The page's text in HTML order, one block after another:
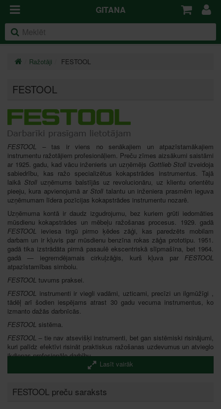
GITANA
Ražotāji FESTOOL
FESTOOL
FESTOOL – tas ir viens no senākajiem un atpazīstamākajiem
instrumentu ražotājiem profesionāļiem. Preču zīmes aizsākumi saistāmi
ar 1925. gadu, kad vācu inženieris un uzņēmējs Gottlieb Stoll izveidoja
sabiedrību, kas ražo specializētus kokapstrādes instrumentus. Tajā
laikā Stolluzņēmums balstījās uz revolucionāru, uz klientu orientētu
pieeju, kura apvienojumā ar Stoll talantu un inženiera prasmēm ieguva
uzņēmumam līdera pozīcijas kokapstrādes instrumentu nozarē.
Uzņēmuma kontā ir daudz izgudrojumu, bez kuriem grūti iedomāties
mūsdienu kokapstrādes un mēbeļu ražošanas procesus. 1929. gadā
FESTOOL ieviesa tirgū pirmo ķēdes zāģi, kas paredzēts mobilam
darbam un ir kļuvis par mūsdienu benzīna rokas zāģa prototipu. 1951.
gadā tika izstrādāta pirmā pasaulē ekscentriskā slīpmašīna, bet 1964.
gadā — iegremdējamais cirkuļzāģis, kurš kļuva par FESTOOL
atpazīstamības simbolu.
FESTOOL tuvums praksei.
FESTOOL instrumenti ir viegli vadāmi, uzticami, precīzi un ilgmūžīgi ,
tādēļ arī šodien iespējams atrast 30 gadu vecuma instrumentus, ko
izmanto dažās darbnīcās.
FESTOOL sistēma.
FESTOOL – tie nav atsevišķi instrumenti, bet gan sistēmiski risinājumi,
kuri palīdz efektīvi risināt praktiskus ražošanas uzdevumus un atvieglo
ikdienas profesionālo darbību.
instrumenti tiek piedāvāti vairākās kokapstrādes
(skrūvgrieži-urbjmašīnas), zāģēšana (figūrzāģi, rokas zāģi un
montāžas zāģi), slīpmašīnas un pulēšanas mašīnas, frēzēšanas
Lasīt vairāk
FESTOOL preču saraksts